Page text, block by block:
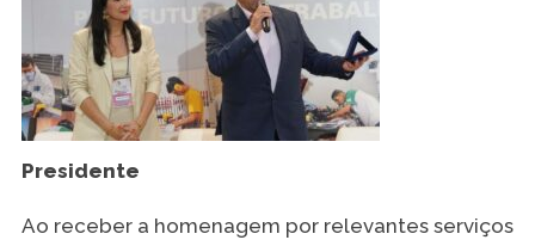
Presidente
Ao receber a homenagem por relevantes serviços